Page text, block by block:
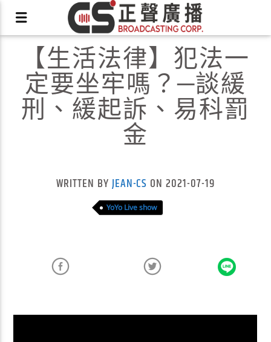
X
【生活法律】犯法一
定要坐牢嗎？─談緩
刑、緩起訴、易科罰
金
WRITTEN BY JEAN-CS ON 2021-07-19
YoYo Live show